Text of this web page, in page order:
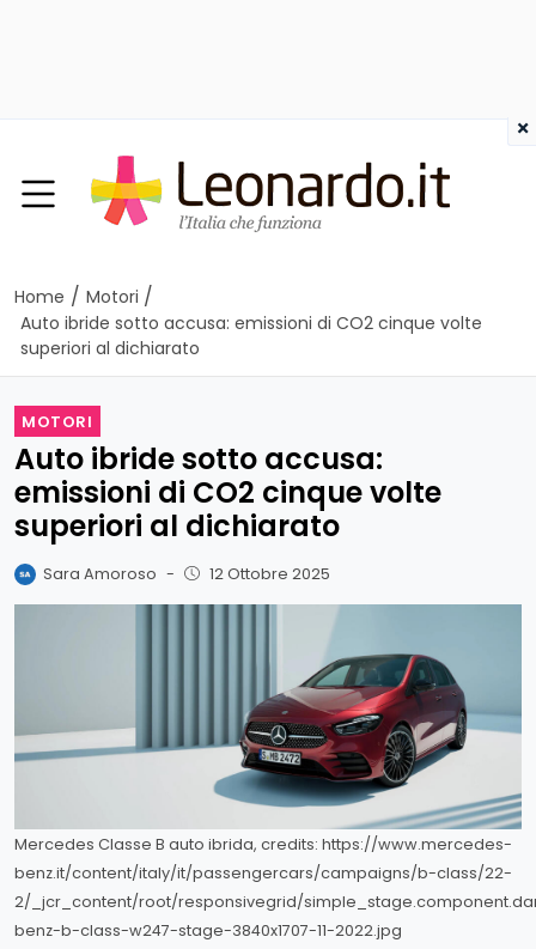
Home / Motori /
Auto ibride sotto accusa: emissioni di CO2 cinque volte
superiori al dichiarato
MOTORI
Auto ibride sotto accusa:
emissioni di CO2 cinque volte
superiori al dichiarato
Sara Amoroso - 12 Ottobre 2025
Mercedes Classe B auto ibrida, credits: https://www.mercedes-
benz.it/content/italy/it/passengercars/campaigns/b-class/22-
2/_jcr_content/root/responsivegrid/
benz-b-class-w247-stage-3840x1707-11-2022.jpg
×